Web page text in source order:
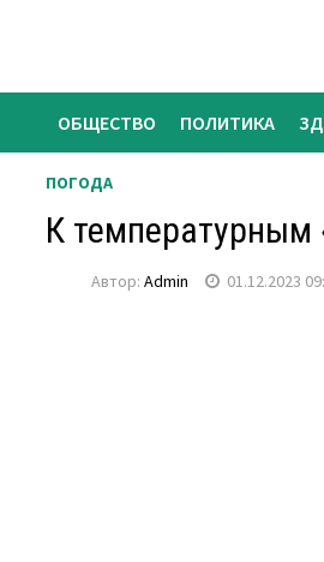
ОБЩЕСТВО ПОЛИТИКА
ПОГОДА
К температурным
Автор:Admin 01.12.2023